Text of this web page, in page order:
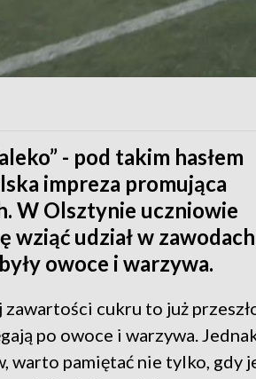
- pod takim hasłem
impreza promująca
W Olsztynie uczniowie
wziąć udział w
owoce i warzywa.
cukru to już
po owoce i warzywa.
warto pamiętać nie tylko, gdy